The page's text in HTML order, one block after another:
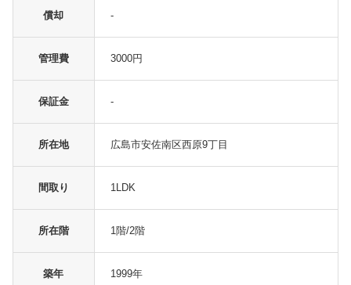
償却 -
管理費 3000円
保証金 -
所在地 広島市安佐南区西原9丁目
間取り 1LDK
所在階 1階/2階
築年 1999年